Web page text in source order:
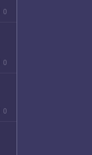
0
0
0